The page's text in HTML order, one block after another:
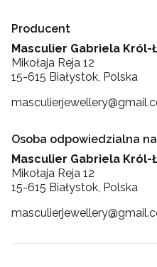
Producent
Masculier Gabriela Król-
Mikołaja Reja 12
15-615 Białystok, Polska
Osoba odpowiedzialna
Masculier Gabriela Król-
Mikołaja Reja 12
15-615 Białystok, Polska